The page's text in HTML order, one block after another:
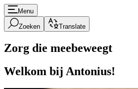
Menu
Zoeken Translate
Zorg die meebeweegt
Welkom bij Antonius!